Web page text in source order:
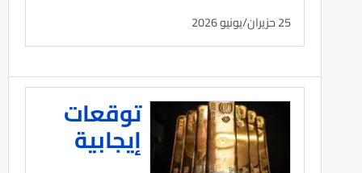
25 حزيران/يونيو 2026
توقعات
إيجابية